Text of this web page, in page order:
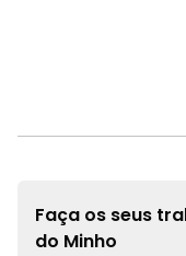
Faça os seus
do Minho